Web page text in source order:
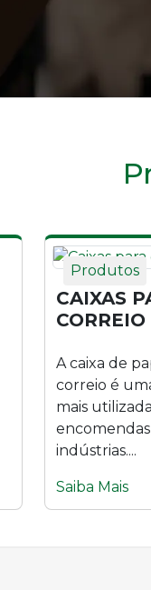
Produtos
CAIXAS
A caixa de
correio é
mais
indústrias....
Saiba Mais